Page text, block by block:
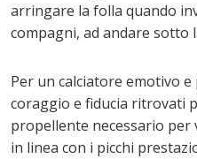
arringare la folla quando
compagni, ad andare sotto
Per un calciatore emotivo e
coraggio e fiducia ritrovati
propellente necessario per
in linea con i picchi